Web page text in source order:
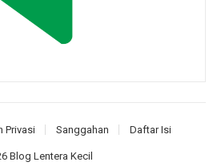
Privasi Sanggahan Daftar Isi
Blog Lentera Kecil